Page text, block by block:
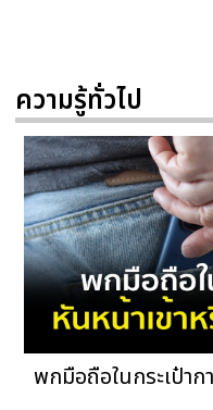
ความรู้ทั่วไป
พกมือถือในกระเป๋า